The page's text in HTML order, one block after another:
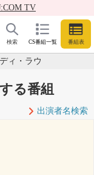
TV
CS番組一覧 番組表
検索
ィ・ラウ
る番組
出演者名検索